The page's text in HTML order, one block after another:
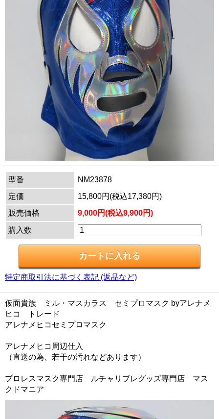
型番
NM23878
定価
15,800円(税込17,380円)
販売価格
9,000円(税込9,900円)
購入数
特定商取引法に基づく表記 (返品など)
仮面貴族 ミル・マスカラス セミプロマスク byアレナメ
ヒコ トレード
アレナメヒコセミプロマスク
アレナメヒコ周辺仕入
（直送の為、若干の汚れなどあります）
プロレスマスク専門店 ルチャリブレグッズ専門店 マス
クドマニア